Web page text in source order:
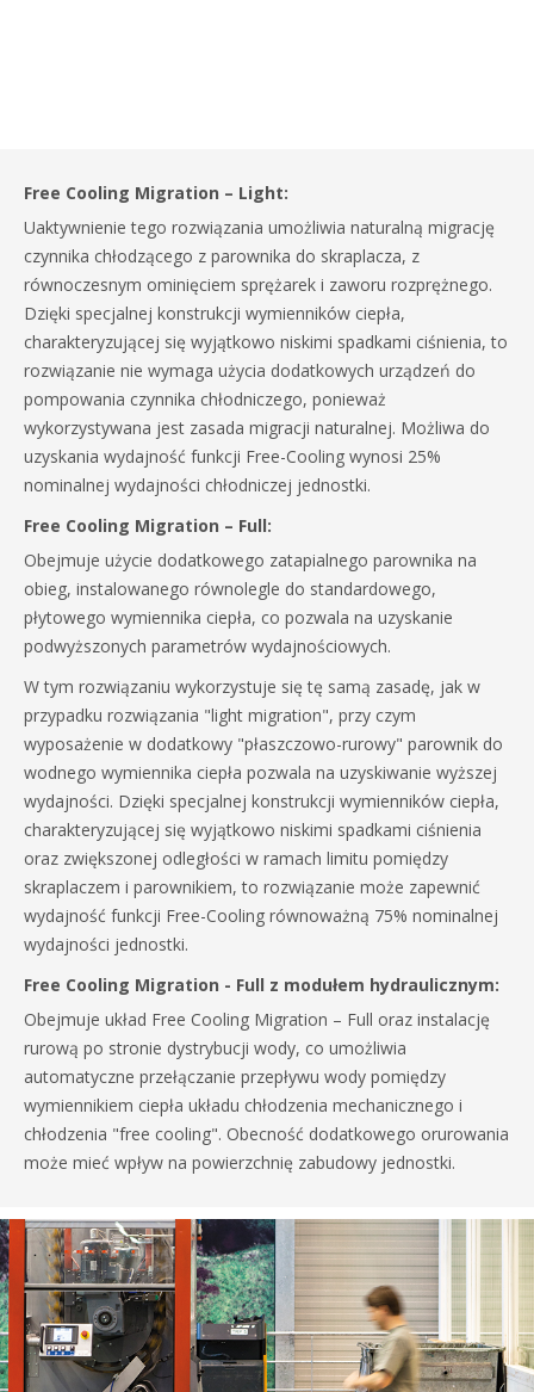
Free Cooling Migration – Light:
Uaktywnienie tego rozwiązania umożliwia naturalną migrację
czynnika chłodzącego z parownika do skraplacza, z
równoczesnym ominięciem sprężarek i zaworu rozprężnego.
Dzięki specjalnej konstrukcji wymienników ciepła,
charakteryzującej się wyjątkowo niskimi spadkami ciśnienia, to
rozwiązanie nie wymaga użycia dodatkowych urządzeń do
pompowania czynnika chłodniczego, ponieważ
wykorzystywana jest zasada migracji naturalnej. Możliwa do
uzyskania wydajność funkcji Free-Cooling wynosi 25%
nominalnej wydajności chłodniczej jednostki.
Free Cooling Migration – Full:
Obejmuje użycie dodatkowego zatapialnego parownika na
obieg, instalowanego równolegle do standardowego,
płytowego wymiennika ciepła, co pozwala na uzyskanie
podwyższonych parametrów wydajnościowych.
W tym rozwiązaniu wykorzystuje się tę samą zasadę, jak w
przypadku rozwiązania "light migration", przy czym
wyposażenie w dodatkowy "płaszczowo-rurowy" parownik do
wodnego wymiennika ciepła pozwala na uzyskiwanie wyższej
wydajności. Dzięki specjalnej konstrukcji wymienników ciepła,
charakteryzującej się wyjątkowo niskimi spadkami ciśnienia
oraz zwiększonej odległości w ramach limitu pomiędzy
skraplaczem i parownikiem, to rozwiązanie może zapewnić
wydajność funkcji Free-Cooling równoważną 75% nominalnej
wydajności jednostki.
Free Cooling Migration - Full z modułem hydraulicznym:
Obejmuje układ Free Cooling Migration – Full oraz instalację
rurową po stronie dystrybucji wody, co umożliwia
automatyczne przełączanie przepływu wody pomiędzy
wymiennikiem ciepła układu chłodzenia mechanicznego i
chłodzenia "free cooling". Obecność dodatkowego orurowania
może mieć wpływ na powierzchnię zabudowy jednostki.